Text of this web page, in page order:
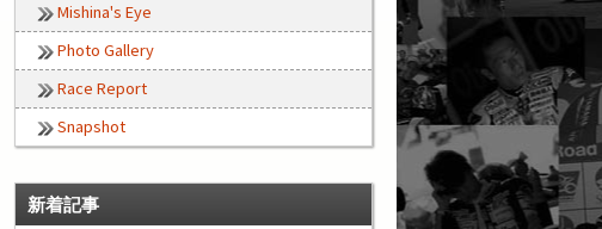
Mishina's Eye
Photo Gallery
Race Report
Snapshot
新着記事